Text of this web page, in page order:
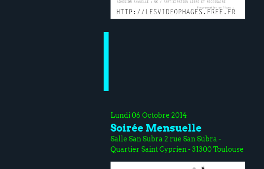
Lundi 06 Octobre 2014
Soirée Mensuelle
Salle San Subra 2 rue San Subra -
Quartier Saint Cyprien - 31300 Toulouse